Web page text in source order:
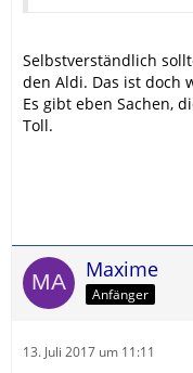
Selbstverständlich
den Aldi. Das ist doch
Es gibt eben Sachen,
Toll.
Maxime
Anfänger
13. Juli 2017 um 11:11